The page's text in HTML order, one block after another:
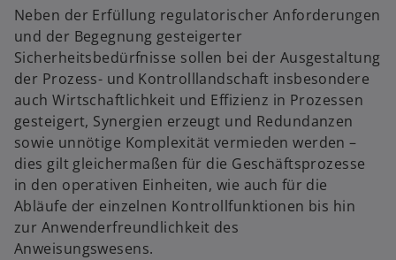
Neben der Erfüllung regulatorischer Anforderungen
und der Begegnung gesteigerter
Sicherheitsbedürfnisse sollen bei der Ausgestaltung
der Prozess- und Kontrolllandschaft insbesondere
auch Wirtschaftlichkeit und Effizienz in Prozessen
gesteigert, Synergien erzeugt und Redundanzen
sowie unnötige Komplexität vermieden werden –
dies gilt gleichermaßen für die Geschäftsprozesse
in den operativen Einheiten, wie auch für die
Abläufe der einzelnen Kontrollfunktionen bis hin
zur Anwenderfreundlichkeit des
Anweisungswesens.